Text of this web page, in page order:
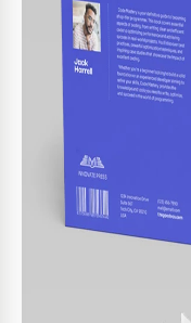
Comunidad
Estadísticas de uso
Características
Adecuado Para
Categoría De Libros
Sobre esta